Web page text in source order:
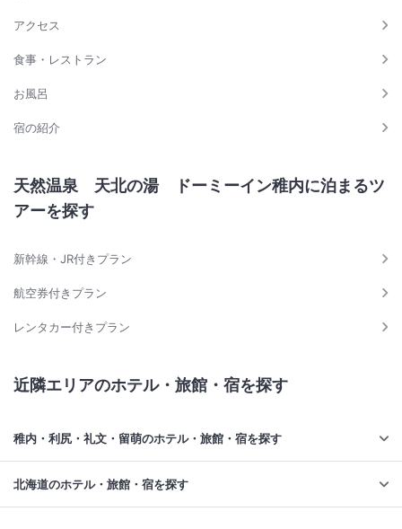
アクセス
食事・レストラン
お風呂
宿の紹介
天然温泉 天北の湯 ドーミーイン稚内に泊まるツ
アーを探す
新幹線・JR付きプラン
航空券付きプラン
レンタカー付きプラン
近隣エリアのホテル・旅館・宿を探す
稚内・利尻・礼文・留萌のホテル・旅館・宿を探す
北海道のホテル・旅館・宿を探す